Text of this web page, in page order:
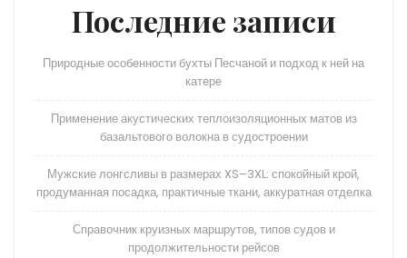
Последние записи
Природные особенности бухты Песчаной и подход к ней на
катере
Применение акустических теплоизоляционных матов из
базальтового волокна в судостроении
Мужские лонгсливы в размерах XS–3XL: спокойный крой,
продуманная посадка, практичные ткани, аккуратная отделка
Справочник круизных маршрутов, типов судов и
продолжительности рейсов